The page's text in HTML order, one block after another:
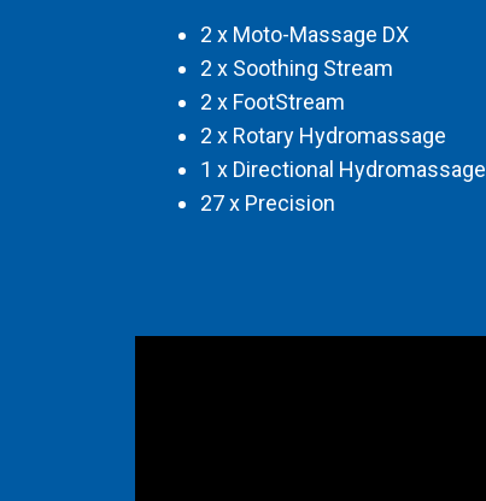
2 x Moto-Massage DX
2 x Soothing Stream
2 x FootStream
2 x Rotary Hydromassage
1 x Directional Hydromassage
27 x Precision